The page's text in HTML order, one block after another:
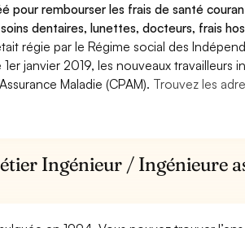
pour rembourser les frais de santé
dentaires, lunettes, docteurs, frais
régie par le Régime social des
1er janvier 2019, les nouveaux travailleurs
Maladie (CPAM). Trouvez les
Ingénieur / Ingénieure